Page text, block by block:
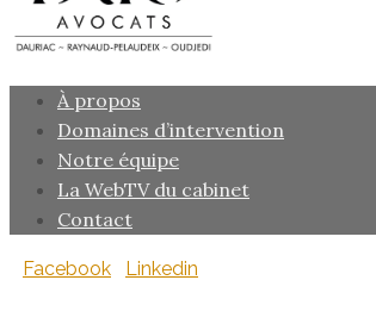
À propos
Domaines d’intervention
Notre équipe
La WebTV du cabinet
Contact
Facebook
Linkedin